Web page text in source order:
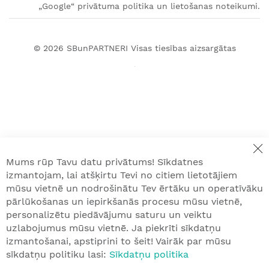
„Google“ privātuma politika un lietošanas noteikumi.
© 2026 SBunPARTNERI Visas tiesības aizsargātas
Mums rūp Tavu datu privātums! Sīkdatnes
izmantojam, lai atšķirtu Tevi no citiem lietotājiem
mūsu vietnē un nodrošinātu Tev ērtāku un operatīvāku
pārlūkošanas un iepirkšanās procesu mūsu vietnē,
personalizētu piedāvājumu saturu un veiktu
uzlabojumus mūsu vietnē. Ja piekrīti sīkdatņu
izmantošanai, apstiprini to šeit! Vairāk par mūsu
sīkdatņu politiku lasi: Sīkdatņu politika